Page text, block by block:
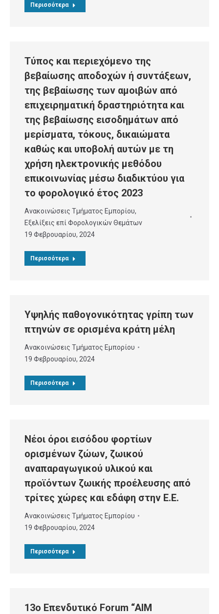
Περισσότερα
Τύπος και περιεχόμενο της
βεβαίωσης αποδοχών ή συντάξεων,
της βεβαίωσης των αμοιβών από
επιχειρηματική δραστηριότητα και
της βεβαίωσης εισοδημάτων από
μερίσματα, τόκους, δικαιώματα
καθώς και υποβολή αυτών με τη
χρήση ηλεκτρονικής μεθόδου
επικοινωνίας μέσω διαδικτύου για
το φορολογικό έτος 2023
Ανακοινώσεις Τμήματος Εμπορίου,
Εξελίξεις επί Φορολογικών Θεμάτων
19 Φεβρουαρίου, 2024
Περισσότερα
Υψηλής παθογονικότητας γρίπη των
πτηνών σε ορισμένα κράτη μέλη
Ανακοινώσεις Τμήματος Εμπορίου
19 Φεβρουαρίου, 2024
Περισσότερα
Νέοι όροι εισόδου φορτίων
ορισμένων ζώων, ζωικού
αναπαραγωγικού υλικού και
προϊόντων ζωικής προέλευσης από
τρίτες χώρες και εδάφη στην Ε.Ε.
Ανακοινώσεις Τμήματος Εμπορίου
19 Φεβρουαρίου, 2024
Περισσότερα
13ο Επενδυτικό Forum “AIM